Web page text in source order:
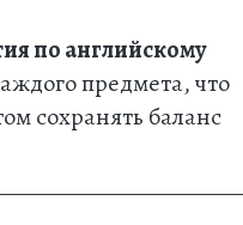
по английскому
предмета, что
сохранять баланс